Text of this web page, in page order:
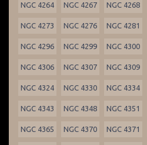
NGC 4264 NGC 4267 NGC 4268
NGC 4273 NGC 4276 NGC 4281
NGC 4296 NGC 4299 NGC 4300
NGC 4306 NGC 4307 NGC 4309
NGC 4324 NGC 4330 NGC 4334
NGC 4343 NGC 4348 NGC 4351
NGC 4365 NGC 4370 NGC 4371